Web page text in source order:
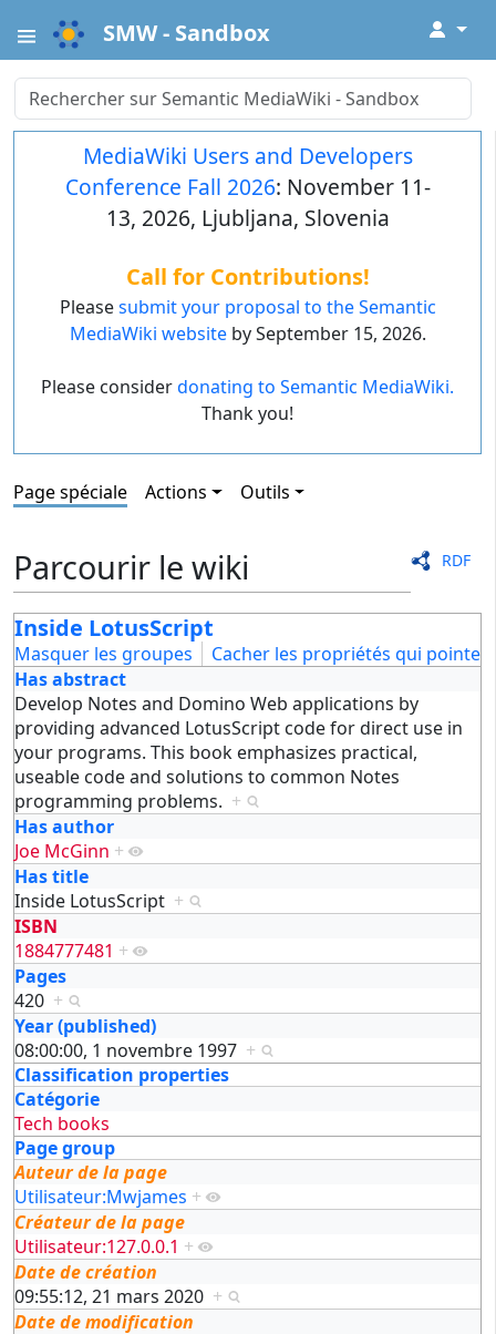
SMW - Sandbox ↓
MediaWiki Users and Developers
Conference Fall 2026: November 11-
13, 2026, Ljubljana, Slovenia
Call for Contributions!
Pleasesubmit your proposal to the Semantic
MediaWiki websiteby September 15, 2026.
Please considerdonating to Semantic MediaWiki.
Thank you!
Page spéciale Actions Outils
RDF
Parcourir le wiki
Inside LotusScript
Masquer les groupes
Cacher les propriétés qui
Has abstract
Develop Notes and Domino Web applications by
providing advanced LotusScript code for direct use in
your programs. This book emphasizes practical,
useable code and solutions to common Notes
programming problems. +
Has author
Joe McGinn +
Has title
Inside LotusScript +
ISBN
1884777481 +
Pages
420 +
Year (published)
08:00:00, 1 novembre 1997 +
Classification properties
Catégorie
Tech books
Page group
Auteur de la page
Utilisateur:Mwjames +
Créateur de la page
Utilisateur:127.0.0.1 +
Date de création
09:55:12, 21 mars 2020 +
Date de modification